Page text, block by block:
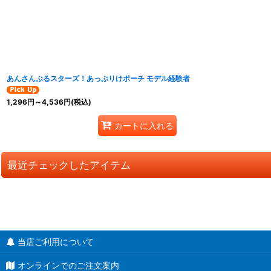
あんさんぶるスターズ！あっぷりけポーチ モデル経験者
1,296円 ～4,536円(税込)
カートに入れる
最近チェックしたアイテム
当店ご利用について
オンラインでのご注文案内